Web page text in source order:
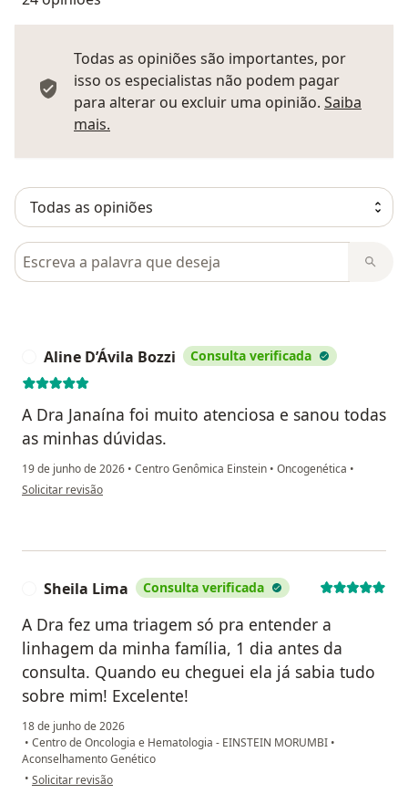
Todas as opiniões são importantes, por
isso os especialistas não podem pagar
para alterar ou excluir uma opinião. Saiba
mais.
Pesquisar em opiniões
Aline D’Ávila Bozzi Consulta verificada
A Dra Janaína foi muito atenciosa e sanou todas
as minhas dúvidas.
19 de junho de 2026 • Centro Genômica Einstein • Oncogenética •
na opinião do utilizador Aline D’Ávila Bozzi
Solicitar revisão
Sheila Lima Consulta verificada
A Dra fez uma triagem só pra entender a
linhagem da minha família, 1 dia antes da
consulta. Quando eu cheguei ela já sabia tudo
sobre mim! Excelente!
18 de junho de 2026
• Centro de Oncologia e Hematologia - EINSTEIN MORUMBI •
Aconselhamento Genético
• na opinião do utilizador Sheila Lima
Solicitar revisão